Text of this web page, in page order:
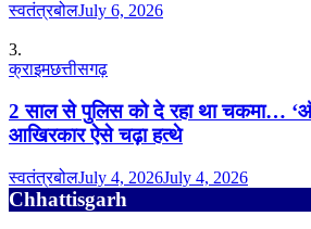
स्वतंत्रबोलJuly 6, 2026
3.
क्राइमछत्तीसगढ़
2 साल से पुलिस को दे रहा था चकमा…
आखिरकार ऐसे चढ़ा हत्थे
स्वतंत्रबोलJuly 4, 2026July 4, 2026
Chhattisgarh